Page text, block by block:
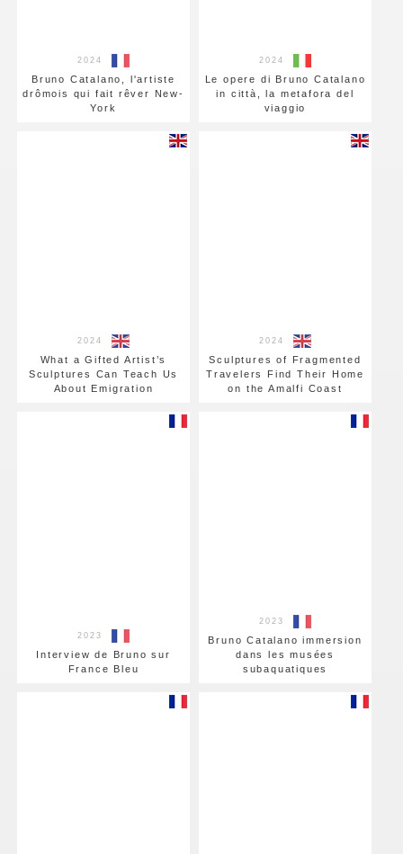
2024
Bruno Catalano, l'artiste
drômois qui fait rêver New-
York
2024
Le opere di Bruno Catalano
in città, la metafora del
viaggio
2024
What a Gifted Artist’s
Sculptures Can Teach Us
About Emigration
2024
Sculptures of Fragmented
Travelers Find Their Home
on the Amalfi Coast
2023
Interview de Bruno sur
France Bleu
2023
Bruno Catalano immersion
dans les musées
subaquatiques